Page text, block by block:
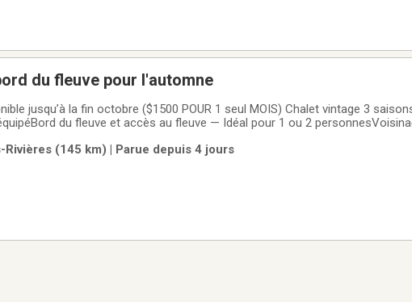
Le bord du fleuve pour l'automne
jusqu’à la fin octobre ($1500 POUR 1 seul MOIS) Chalet vintage 3
du fleuve et accès au fleuve — Idéal pour 1 ou 2
: (450) 742-5394 Marie-Elise
Rivières (145 km) | Parue depuis 4 jours